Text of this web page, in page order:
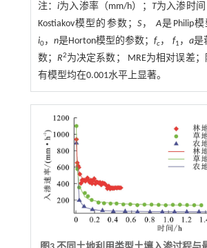
注：i为入渗率（mm/h）； T为入渗时间
Kostiakov模型的参数；S ，A是Philip
i0， n是Horton模型的参数；fc， f1 ， a是
数； R2为决定系数； MRE为相对误差
有模型均在0.001水平上显著。